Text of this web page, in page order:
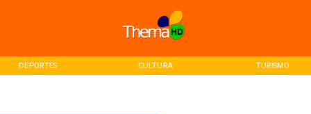
DEPORTES CULTURA TURISMO